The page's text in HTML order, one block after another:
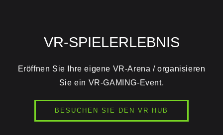
VR-SPIELERLEBNIS
Eröffnen Sie Ihre eigene VR-Arena / organisieren
Sie ein VR-GAMING-Event.
BESUCHEN SIE DEN VR HUB